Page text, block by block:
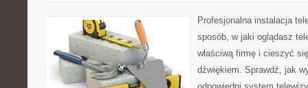
Profesjonalna instalacja
sposób, w jaki oglądasz
właściwą firmę i cieszyć
dźwiękiem. Sprawdź, jak